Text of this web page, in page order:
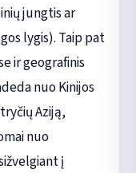
jungtis ar
lygis). Taip pat
ir geografinis
nuo Kinijos
Aziją,
nuo
į